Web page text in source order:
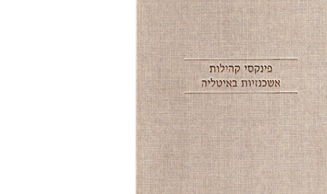
שלמה א' גליקסברג
חגי בן-שמאי